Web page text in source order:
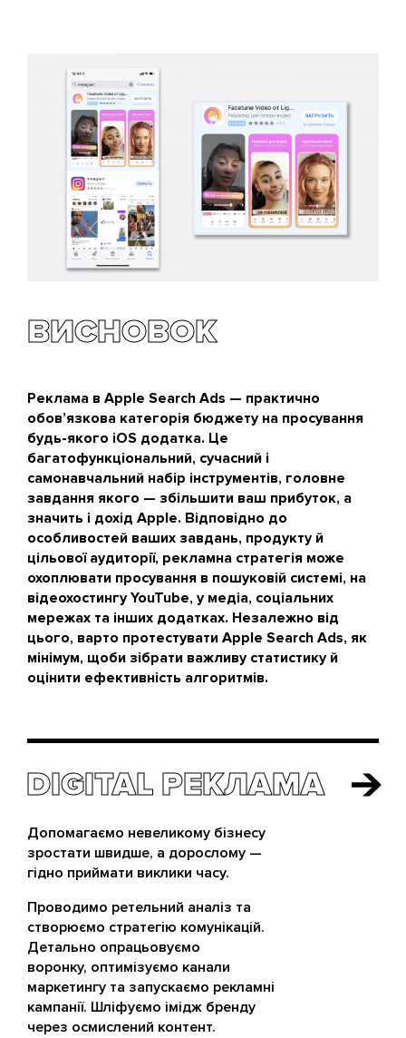
ВИСНОВОК
Реклама в Apple Search Ads — практично
обов’язкова категорія бюджету на просування
будь-якого iOS додатка. Це
багатофункціональний, сучасний і
самонавчальний набір інструментів, головне
завдання якого — збільшити ваш прибуток, а
значить і дохід Apple. Відповідно до
особливостей ваших завдань, продукту й
цільової аудиторії, рекламна стратегія може
охоплювати просування в пошуковій системі, на
відеохостингу YouTube, у медіа, соціальних
мережах та інших додатках. Незалежно від
цього, варто протестувати Apple Search Ads, як
мінімум, щоби зібрати важливу статистику й
оцінити ефективність алгоритмів.
DIGITAL РЕКЛАМА
DIGITAL РЕКЛАМА
Допомагаємо невеликому бізнесу
зростати швидше, а дорослому —
гідно приймати виклики часу.
Проводимо ретельний аналіз та
створюємо стратегію комунікацій.
Детально опрацьовуємо
воронку, оптимізуємо канали
маркетингу та запускаємо рекламні
кампанії. Шліфуємо імідж бренду
через осмислений контент.